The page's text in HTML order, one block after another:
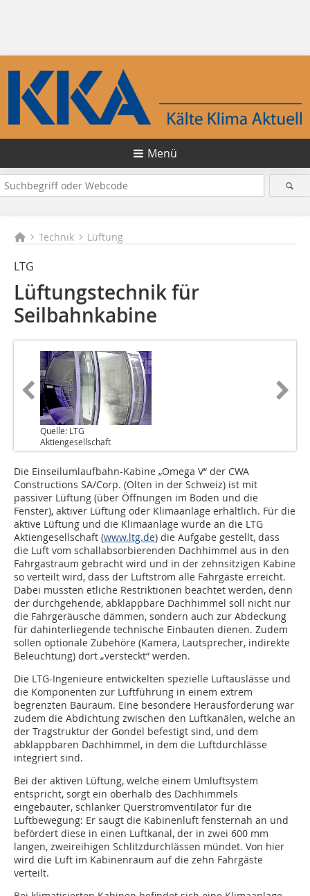
Menü
Technik Lüftung
LTG
Lüftungstechnik für
Seilbahnkabine
Quelle: LTG
Aktiengesellschaft
Die Einseilumlaufbahn-Kabine „Omega V“ der CWA
Constructions SA/Corp. (Olten in der Schweiz) ist mit
passiver Lüftung (über Öffnungen im Boden und die
Fenster), aktiver Lüftung oder Klimaanlage erhältlich. Für die
aktive Lüftung und die Klimaanlage wurde an die LTG
Aktiengesellschaft (www.ltg.de) die Aufgabe gestellt, dass
die Luft vom schallabsorbierenden Dachhimmel aus in den
Fahrgastraum gebracht wird und in der zehnsitzigen Kabine
so verteilt wird, dass der Luftstrom alle Fahrgäste erreicht.
Dabei mussten etliche Restriktionen beachtet werden, denn
der durchgehende, abklappbare Dachhimmel soll nicht nur
die Fahrgeräusche dämmen, sondern auch zur Abdeckung
für dahinterliegende technische Einbauten dienen. Zudem
sollen optionale Zubehöre (Kamera, Lautsprecher, indirekte
Beleuchtung) dort „versteckt“ werden.
Die LTG-Ingenieure entwickelten spezielle Luftauslässe und
die Komponenten zur Luftführung in einem extrem
begrenzten Bauraum. Eine besondere Herausforderung war
zudem die Abdichtung zwischen den Luftkanälen, welche an
der Tragstruktur der Gondel befestigt sind, und dem
abklappbaren Dachhimmel, in dem die Luftdurchlässe
integriert sind.
Bei der aktiven Lüftung, welche einem Umluftsystem
entspricht, sorgt ein oberhalb des Dachhimmels
eingebauter, schlanker Querstromventilator für die
Luftbewegung: Er saugt die Kabinenluft fensternah an und
befördert diese in einen Luftkanal, der in zwei 600 mm
langen, zweireihigen Schlitzdurchlässen mündet. Von hier
wird die Luft im Kabinenraum auf die zehn Fahrgäste
verteilt.